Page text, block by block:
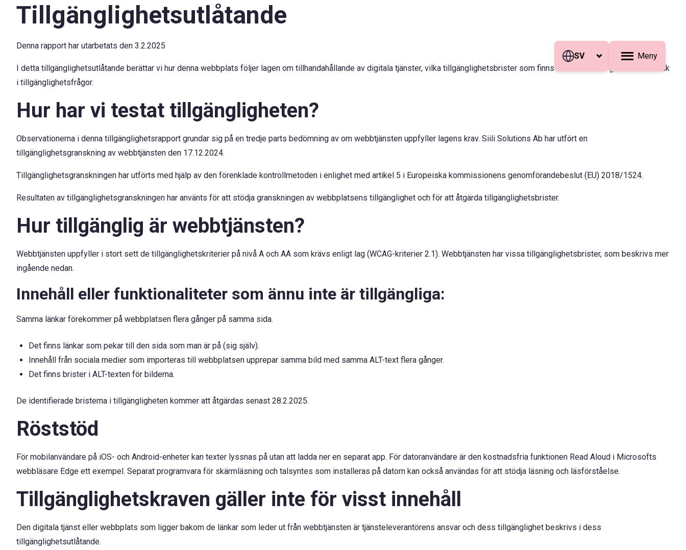
Hoppa till innehåll
Skip to sitemap
SV Meny
Tillgänglighetsutlåtande
Denna rapport har utarbetats den 3.2.2025
I detta tillgänglighetsutlåtande berättar vi hur denna webbplats följer lagen om tillhandahållande av digitala tjänster, vilka tillgänglighetsbrister som finns och hur du kan ge oss feedback
i tillgänglighetsfrågor.
Hur har vi testat tillgängligheten?
Observationerna i denna tillgänglighetsrapport grundar sig på en tredje parts bedömning av om webbtjänsten uppfyller lagens krav. Siili Solutions Ab har utfört en
tillgänglighetsgranskning av webbtjänsten den 17.12.2024.
Tillgänglighetsgranskningen har utförts med hjälp av den förenklade kontrollmetoden i enlighet med artikel 5 i Europeiska kommissionens genomförandebeslut (EU) 2018/1524.
Resultaten av tillgänglighetsgranskningen har använts för att stödja granskningen av webbplatsens tillgänglighet och för att åtgärda tillgänglighetsbrister.
Hur tillgänglig är webbtjänsten?
Webbtjänsten uppfyller i stort sett de tillgänglighetskriterier på nivå A och AA som krävs enligt lag (WCAG-kriterier 2.1). Webbtjänsten har vissa tillgänglighetsbrister, som beskrivs mer
ingående nedan.
Innehåll eller funktionaliteter som ännu inte är tillgängliga:
Samma länkar förekommer på webbplatsen flera gånger på samma sida.
Det finns länkar som pekar till den sida som man är på (sig själv).
Innehåll från sociala medier som importeras till webbplatsen upprepar samma bild med samma ALT-text flera gånger.
Det finns brister i ALT-texten för bilderna.
De identifierade bristerna i tillgängligheten kommer att åtgärdas senast 28.2.2025.
Röststöd
För mobilanvändare på iOS- och Android-enheter kan texter lyssnas på utan att ladda ner en separat app. För datoranvändare är den kostnadsfria funktionen Read Aloud i Microsofts
webbläsare Edge ett exempel. Separat programvara för skärmläsning och talsyntes som installeras på datorn kan också användas för att stödja läsning och läsförståelse.
Tillgänglighetskraven gäller inte för visst innehåll
Den digitala tjänst eller webbplats som ligger bakom de länkar som leder ut från webbtjänsten är tjänsteleverantörens ansvar och dess tillgänglighet beskrivs i dess
tillgänglighetsutlåtande.